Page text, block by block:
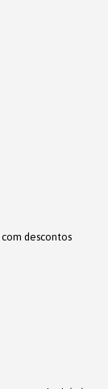
descontos